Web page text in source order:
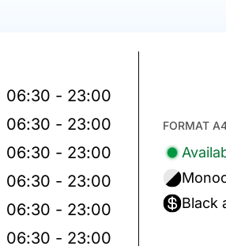
06:30 - 23:00
06:30 - 23:00
06:30 - 23:00
06:30 - 23:00
06:30 - 23:00
06:30 - 23:00
FORMAT
Black